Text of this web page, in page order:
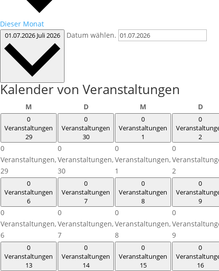
Dieser Monat
01.07.2026 Juli 2026 Datum wählen.
Kalender von Veranstaltungen
M DDienstag M D
0
Veranstaltungen
29
0
Veranstaltungen,
29
0
Veranstaltungen
30
0
Veranstaltungen,
30
0
Veranstaltungen
1
0
Veranstaltungen,
1
0
2
0
2
0
Veranstaltungen
6
0
Veranstaltungen,
6
0
Veranstaltungen
7
0
Veranstaltungen,
7
0
Veranstaltungen
8
0
Veranstaltungen,
8
0
9
0
9
0
Veranstaltungen
13
0
Veranstaltungen
14
0
Veranstaltungen
15
0
16